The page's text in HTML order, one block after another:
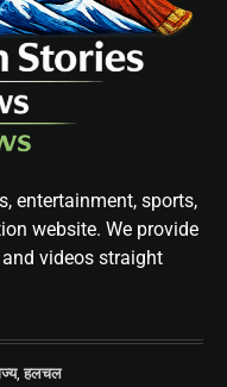
entertainment, sports,
website. We provide
videos straight
,हलचल